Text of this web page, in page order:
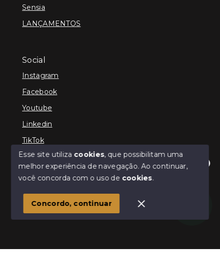
Olá! Estamos disponíveis para te ajudar.
Sensia
LANÇAMENTOS
Social
Instagram
Facebook
Youtube
Linkedin
TikTok
© Copyright 2026 - TEFE IMÓVEIS - Todos os direitos
SITE PARA IMOBILIARIA
Esse site utiliza cookies, que possibilitam uma
melhor experiência de navegação.Ao continuar,
você concorda com o uso de cookies.
Concordo, continuar